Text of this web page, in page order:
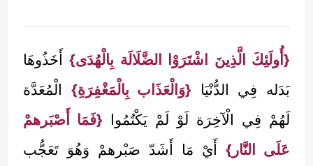
{أُولَئِكَ الَّذِينَ اشْتَرَوْا الضَّلَالَة بِالْهُدَى}أَخَذُوهَا
بَدَله فِي الدُّنْيَا {وَالْعَذَاب بِالْمَغْفِرَةِ} الْمُعَدَّة
لَهُمْ فِي الْآخِرَة لَوْ لَمْ يَكْتُمُوا {فَمَا أَصْبَرهمْ
عَلَى النَّار} أَيْ مَا أَشَدّ صَبْرهمْ وَهُوَ تَعَجُّب